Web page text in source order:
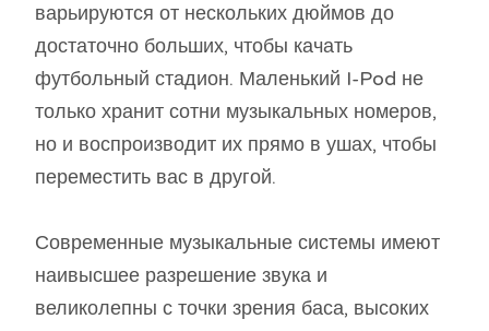
варьируются от нескольких дюймов до
достаточно больших, чтобы качать
футбольный стадион. Маленький I-Pod не
только хранит сотни музыкальных номеров,
но и воспроизводит их прямо в ушах, чтобы
переместить вас в другой.
Современные музыкальные системы имеют
наивысшее разрешение звука и
великолепны с точки зрения баса, высоких